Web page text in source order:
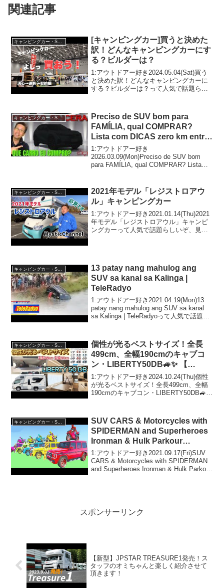
関連記事
[キャンピングカー]買うと決めた
訳！どんなキャンピングカーにす
る？ビルダーは？
1:アウトドアー好き2024.05.04(Sat)買う
と決めた訳！どんなキャンピングカーに
する？ビルダーは？って人気で話題らし
す！3:アウトドアー好き2...
キャンピングカー・SUV人気車種
Preciso de SUV bom para
FAMÍLIA, qual COMPRAR?
Lista com DICAS zero km entre
R$ 180 e 200 mil reais
1:アウトドアー好き
2026.03.09(Mon)Preciso de SUV bom
para FAMÍLIA, qual COMPRAR? Lista
キャンピングカー・SUV人気車種
2021年モデル「レジストロアウ
ル」キャンピングカー
1:アウトドアー好き2021.01.14(Thu)2021
年モデル「レジストロアウル」キャンピ
ングカーって人気で話題らしいぞ、見逃
13 patay nang mahulog ang
SUV sa kanal sa Kalinga |
TeleRadyo
1:アウトドアー好き2021.04.19(Mon)13
patay nang mahulog ang SUV sa kanal
sa Kalinga | TeleRadyoって人気で話題ら
キャンピングカー・SUV人気車種
個性が光るベストサイズ！全長
499cm、全幅190cmのキャブコ
ン・LIBERTY50DB🚙✨️ 【
ANNEXキャンピングカー・リバ
ティ50DB 】
1:アウトドアー好き2024.10.24(Thu)個性
が光るベストサイズ！全長499cm、全幅
190cmのキャブコン・LIBERTY50DB🚙✨️
さないで！！...
SUV CARS & Motorcycles with
SPIDERMAN and Superheroes
Ironman & Hulk Parkour
Challenge – Gta 5
1:アウトドアー好き2021.09.17(Fri)SUV
CARS & Motorcycles with SPIDERMAN
and Superheroes Ironman & Hulk Parkour
スポンサーリンク
【新型】JPSTAR TREASURE1発売！ス
タッフのオミちゃんと楽しく紹介させて
頂きます！